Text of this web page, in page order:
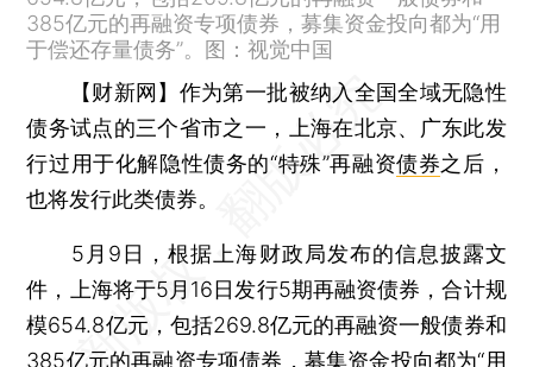
385亿元的再融资专项债券，募集资金投向都为“用
于偿还存量债务”。图：视觉中国
【财新网】 作为第一批被纳入全国全域无隐性
债务试点的三个省市之一，上海在北京、广东此发
行过用于化解隐性债务的“特殊”再融资债券之后，
也将发行此类债券。
5月9日，根据上海财政局发布的信息披露文
件，上海将于5月16日发行5期再融资债券，合计规
模654.8亿元，包括269.8亿元的再融资一般债券和
385亿元的再融资专项债券，募集资金投向都为“用